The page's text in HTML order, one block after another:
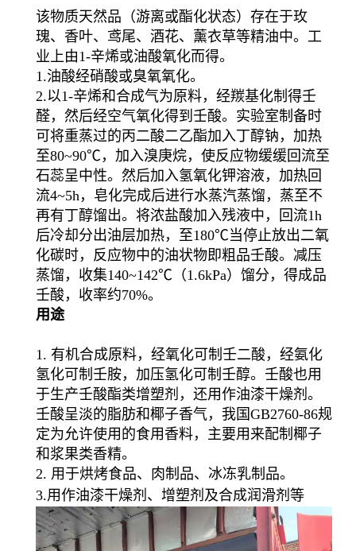
该物质天然品（游离或酯化状态）存在于玫
瑰、香叶、鸢尾、酒花、薰衣草等精油中。工
业上由1-辛烯或油酸氧化而得。
1.油酸经硝酸或臭氧氧化。
2.以1-辛烯和合成气为原料，经羰基化制得壬
醛，然后经空气氧化得到壬酸。实验室制备时
可将重蒸过的丙二酸二乙酯加入丁醇钠，加热
至80~90℃，加入溴庚烷，使反应物缓缓回流至
石蕊呈中性。然后加入氢氧化钾溶液，加热回
流4~5h，皂化完成后进行水蒸汽蒸馏，蒸至不
再有丁醇馏出。将浓盐酸加入残液中，回流1h
后冷却分出油层加热，至180℃当停止放出二氧
化碳时，反应物中的油状物即粗品壬酸。减压
蒸馏，收集140~142℃（1.6kPa）馏分，得成品
壬酸，收率约70%。
用途
1. 有机合成原料，经氧化可制壬二酸，经氨化
氢化可制壬胺，加压氢化可制壬醇。壬酸也用
于生产壬酸酯类增塑剂，还用作油漆干燥剂。
壬酸呈淡的脂肪和椰子香气，我国GB2760-86规
定为允许使用的食用香料，主要用来配制椰子
和浆果类香精。
2. 用于烘烤食品、肉制品、冰冻乳制品。
3.用作油漆干燥剂、增塑剂及合成润滑剂等